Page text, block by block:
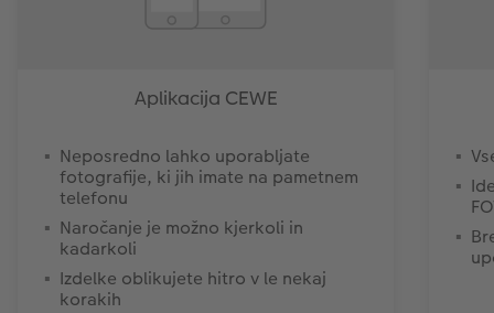
Aplikacija CEWE
Neposredno lahko uporabljate
fotografije, ki jih imate na pametnem
telefonu
Naročanje je možno kjerkoli in
kadarkoli
Izdelke oblikujete hitro v le nekaj
korakih